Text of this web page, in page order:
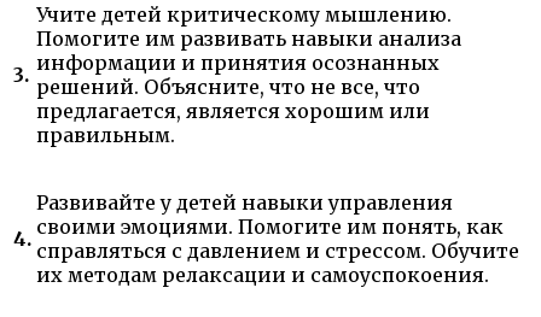
3.
Учите детей критическому мышлению.
Помогите им развивать навыки анализа
информации и принятия осознанных
решений. Объясните, что не все, что
предлагается, является хорошим или
правильным.
4.
Развивайте у детей навыки управления
своими эмоциями. Помогите им понять, как
справляться с давлением и стрессом. Обучите
их методам релаксации и самоуспокоения.